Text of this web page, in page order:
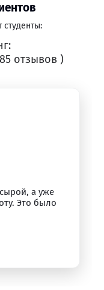
отзывов )
а уже
Это было